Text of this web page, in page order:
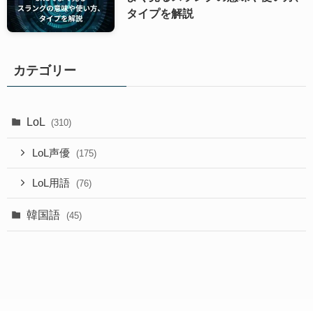
タイプを解説
カテゴリー
LoL (310)
LoL声優 (175)
LoL用語 (76)
韓国語 (45)